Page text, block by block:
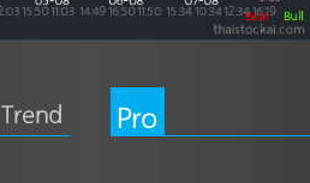
Trend Pro